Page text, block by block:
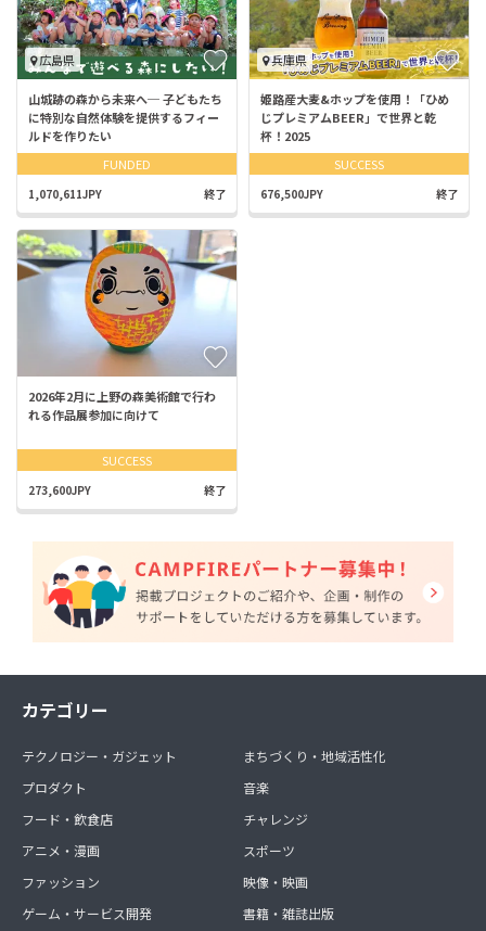
広島県
山城跡の森から未来へ─ 子どもたち
に特別な自然体験を提供するフィー
ルドを作りたい
FUNDED
1,070,611JPY 終了
兵庫県
姫路産大麦&ホップを使用！「ひめ
じプレミアムBEER」で世界と乾
杯！2025
SUCCESS
676,500JPY 終了
2026年2月に上野の森美術館で行わ
れる作品展参加に向けて
SUCCESS
273,600JPY 終了
カテゴリー
テクノロジー・ガジェット
プロダクト
フード・飲食店
アニメ・漫画
ファッション
ゲーム・サービス開発
まちづくり・地域活性化
音楽
チャレンジ
スポーツ
映像・映画
書籍・雑誌出版